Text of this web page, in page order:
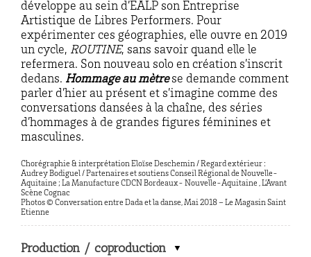
développe au sein d’EALP son Entreprise
Artistique de Libres Performers. Pour
expérimenter ces géographies, elle ouvre en 2019
un cycle, ROUTINE, sans savoir quand elle le
refermera. Son nouveau solo en création s’inscrit
dedans. Hommage au mètrese demande comment
parler d’hier au présent et s’imagine comme des
conversations dansées à la chaîne, des séries
d’hommages à de grandes figures féminines et
masculines.
Chorégraphie & interprétation Eloïse Deschemin / Regard extérieur :
Audrey Bodiguel / Partenaires et soutiens Conseil Régional de Nouvelle-
Aquitaine ; La Manufacture CDCN Bordeaux- Nouvelle-Aquitaine , L’Avant
Scène Cognac
Photos © Conversation entre Dada et la danse, Mai 2018 – Le Magasin Saint
Etienne
Production / coproduction